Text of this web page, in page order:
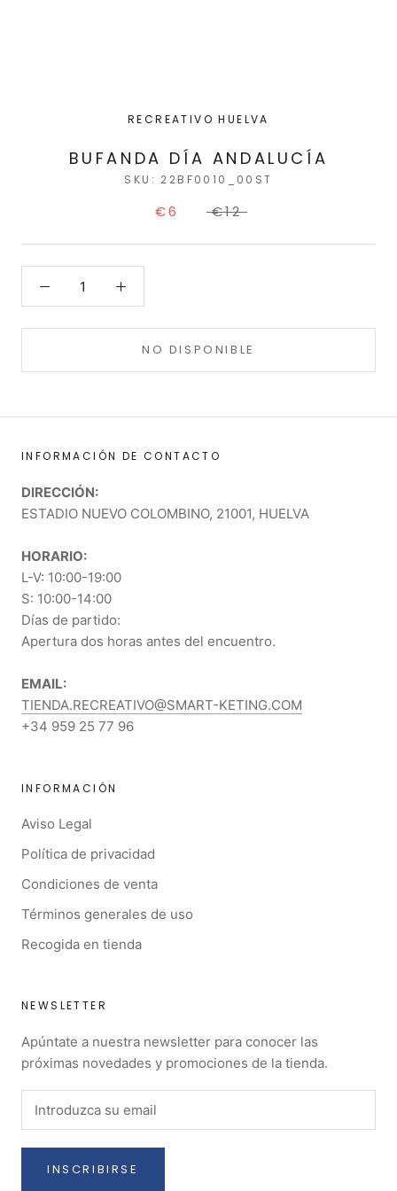
RECREATIVO HUELVA
BUFANDA DÍA ANDALUCÍA
SKU: 22BF0010_00ST
€6 €12
NO DISPONIBLE
INFORMACIÓN DE CONTACTO
DIRECCIÓN:
ESTADIO NUEVO COLOMBINO, 21001, HUELVA
HORARIO:
L-V: 10:00-19:00
S: 10:00-14:00
Días de partido:
Apertura dos horas antes del encuentro.
EMAIL:
TIENDA.RECREATIVO@SMART-KETING.COM
+34 959 25 77 96
INFORMACIÓN
Aviso Legal
Política de privacidad
Condiciones de venta
Términos generales de uso
Recogida en tienda
NEWSLETTER
Apúntate a nuestra newsletter para conocer las
próximas novedades y promociones de la tienda.
INSCRIBIRSE